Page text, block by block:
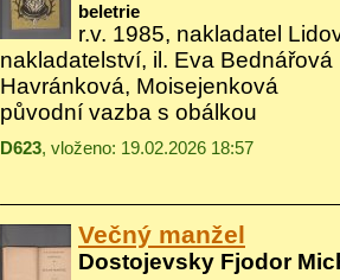
beletrie
r.v. 1985, nakladatel
nakladatelství, il. Eva Bednářová
Havránková, Moisejenková
původní vazba s obálkou
D623, vloženo: 19.02.2026 18:57
Večný manžel
Dostojevsky Fjodor